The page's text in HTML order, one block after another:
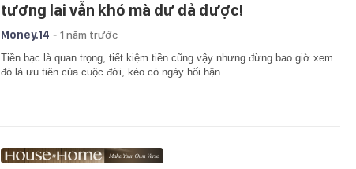
tương lai vẫn khó mà dư dả được!
Money.14 - 1 năm trước
Tiền bạc là quan trọng, tiết kiệm tiền cũng vậy nhưng đừng bao giờ xem
đó là ưu tiên của cuộc đời, kẻo có ngày hối hận.